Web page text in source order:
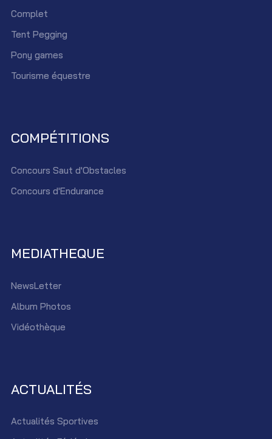
Complet
Tent Pegging
Pony games
Tourisme équestre
COMPÉTITIONS
Concours Saut d'Obstacles
Concours d'Endurance
MEDIATHEQUE
NewsLetter
Album Photos
Vidéothèque
ACTUALITÉS
Actualités Sportives